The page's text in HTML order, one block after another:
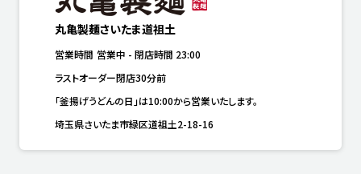
丸亀製麺さいたま道祖土
営業時間 営業中 - 閉店時間 23:00
ラストオーダー閉店30分前
「釜揚げうどんの日」は10:00から営業いたします。
埼玉県さいたま市緑区道祖土2-18-16